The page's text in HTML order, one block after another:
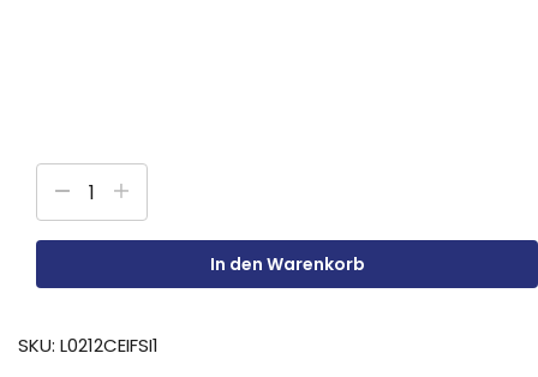
In den Warenkorb
SKU: L0212CEIFSI1